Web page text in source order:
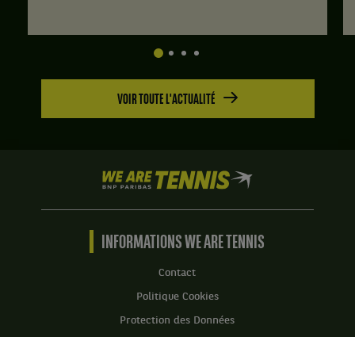
VOIR TOUTE L'ACTUALITÉ
We
are
Tennis
BNP
Accueil
INFORMATIONS WE ARE TENNIS
Contact
Politique Cookies
Protection des Données